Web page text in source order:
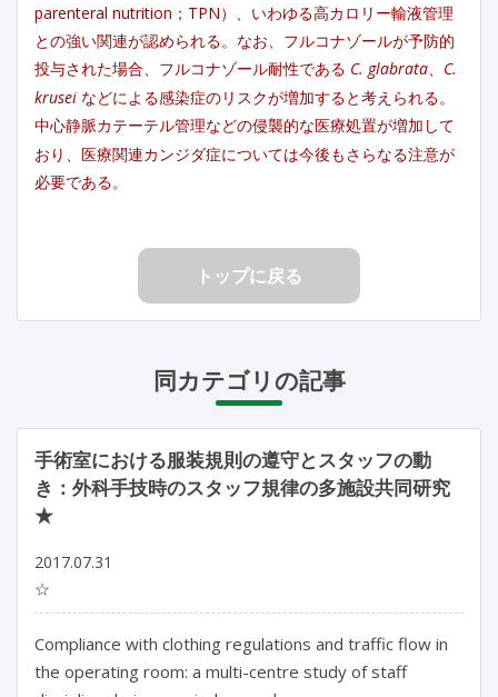
parenteral nutrition；TPN）、いわゆる高カロリー輸液管理
との強い関連が認められる。なお、フルコナゾールが予防的
投与された場合、フルコナゾール耐性である C. glabrata、 C.
krusei などによる感染症のリスクが増加すると考えられる。
中心静脈カテーテル管理などの侵襲的な医療処置が増加して
おり、医療関連カンジダ症については今後もさらなる注意が
必要である。
トップに戻る
同カテゴリの記事
手術室における服装規則の遵守とスタッフの動
き：外科手技時のスタッフ規律の多施設共同研究
★
2017.07.31
☆
Compliance with clothing regulations and traffic flow in
the operating room: a multi-centre study of staff